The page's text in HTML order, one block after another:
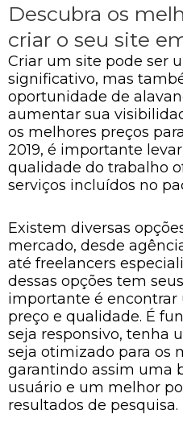
Descubra os
criar o seu site
Criar um site pode ser
significativo, mas
oportunidade de
aumentar sua
os melhores preços
2019, é importante
qualidade do trabalho
serviços incluídos no
Existem diversas
mercado, desde
até freelancers
dessas opções tem
importante é
preço e qualidade. É
seja responsivo, tenha
seja otimizado para os
garantindo assim uma
usuário e um melhor
resultados de pesquisa.